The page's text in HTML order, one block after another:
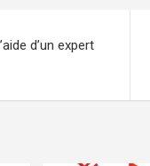
d’un expert